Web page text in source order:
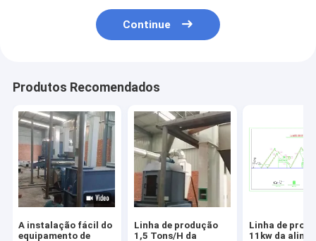
Continue
Produtos Recomendados
A instalação fácil do
equipamento de
Linha de produção
1,5 Tons/H da
Linha de
11kw da